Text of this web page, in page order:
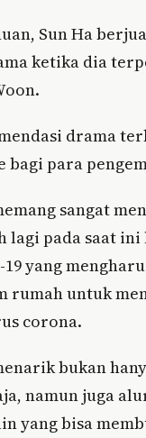
Sun Ha
ketika dia
drama
bagi para
sangat
pada saat ini
yang
rumah untuk
corona.
bukan
namun juga
yang bisa